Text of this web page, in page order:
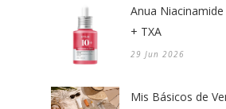
Anua Niacinamide
+ TXA
29 Jun 2026
Mis Básicos de